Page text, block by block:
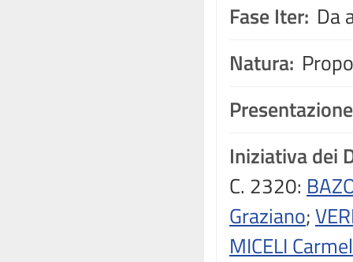
Fase Iter: Da
Natura:
Iniziativa dei
C. 2320:
Graziano;
MICELI